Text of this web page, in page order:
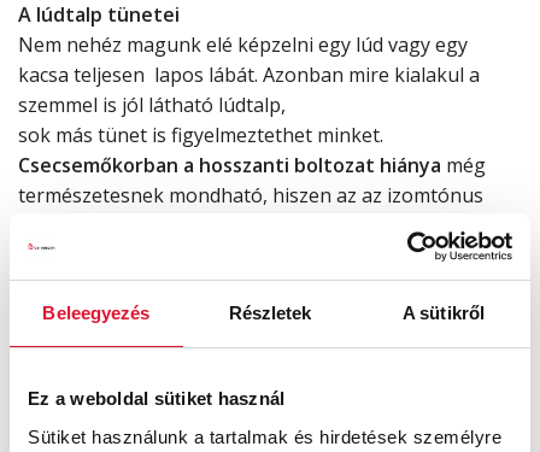
Beleegyezés Részletek A sütikről
Ez a weboldal sütiket használ
Sütiket használunk a tartalmak és hirdetések személyre
A lúdtalp tünetei
Nem nehéz magunk elé képzelni egy lúd vagy egy
kacsa teljesen lapos lábát. Azonban mire kialakul a
szemmel is jól látható lúdtalp,
sok más tünet is figyelmeztethet minket.
Csecsemőkorban a hosszanti boltozat hiánya még
természetesnek mondható, hiszen az az izomtónus
növekedésével fokozatosan, mászással, lábra állási
kísérletek során fejlődik ki.
Pubertáskorban a legtöbben hirtelen megnyúlnak,
ezzel pedig a lábunk az addig megszokottnál jóval
nagyobb terhelésnek lesz
lúdtalp kialakulásának.
Felnőttkorban a lúdtalpért legtöbbször testünk